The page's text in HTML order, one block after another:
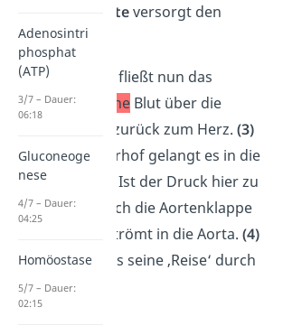
linke Herzhälfteversorgt den
Körperkreislauf
Aus der Lunge fließt nun das
sauerstoffreiche Blut über die
Lungenvenen zurück zum Herz. (3)
Vom linken Vorhof gelangt es in die
linke Kammer. Ist der Druck hier zu
hoch, öffnet sich die Aortenklappe
und das Blut strömt in die Aorta. (4)
Dort beginnt es seine ‚Reise‘ durch
den Körper.
Adenosintri
phosphat
(ATP)
3/7 – Dauer:
06:18
Gluconeoge
nese
4/7 – Dauer:
04:25
Homöostase
5/7 – Dauer:
02:15